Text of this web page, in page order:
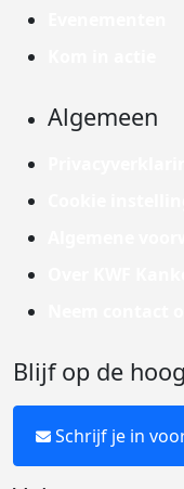
Algemeen
Blijf op de
Schrijf je in